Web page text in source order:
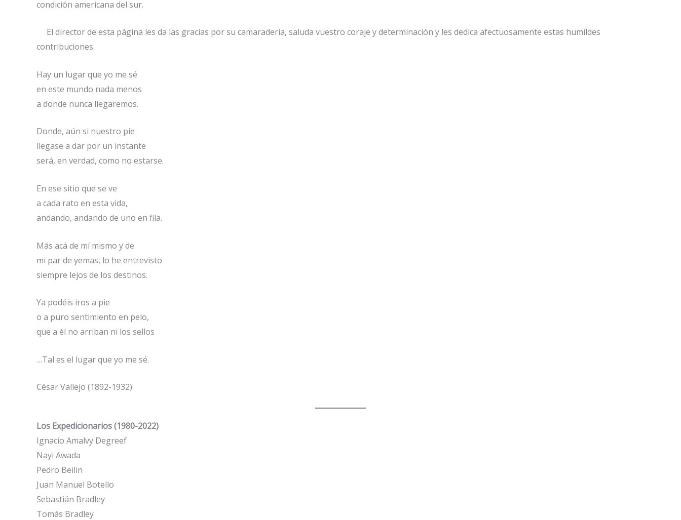
condición americana del sur.
El director de esta página les da las gracias por su camaradería, saluda vuestro coraje y determinación y les dedica afectuosamente estas humildes
contribuciones.
Hay un lugar que yo me sé
en este mundo nada menos
a donde nunca llegaremos.
Donde, aún si nuestro pie
llegase a dar por un instante
será, en verdad, como no estarse.
En ese sitio que se ve
a cada rato en esta vida,
andando, andando de uno en fila.
Más acá de mí mismo y de
mi par de yemas, lo he entrevisto
siempre lejos de los destinos.
Ya podéis iros a pie
o a puro sentimiento en pelo,
que a él no arriban ni los sellos
…Tal es el lugar que yo me sé.
César Vallejo (1892-1932)
Los Expedicionarios (1980-2022)
Ignacio Amalvy Degreef
Nayi Awada
Pedro Beilin
Juan Manuel Botello
Sebastián Bradley
Tomás Bradley